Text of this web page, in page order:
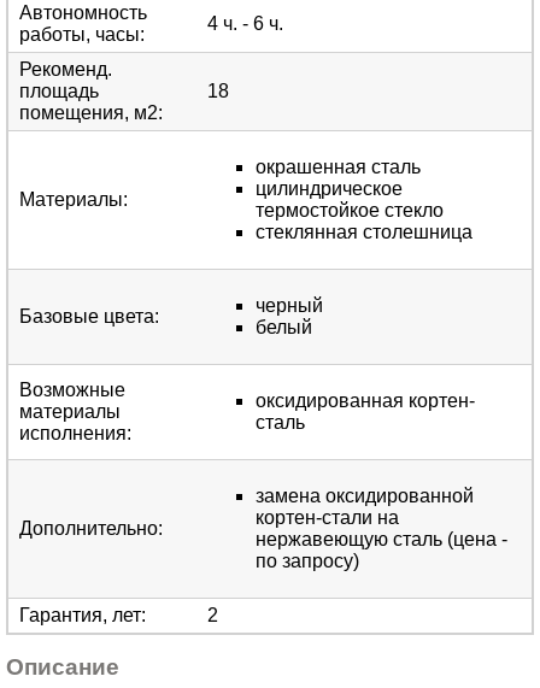
Автономность
работы, часы:
4 ч. - 6 ч.
Рекоменд.
площадь
помещения, м2:
18
Материалы:
окрашенная сталь
цилиндрическое
термостойкое стекло
стеклянная столешница
Базовые цвета:
черный
белый
Возможные
материалы
исполнения:
оксидированная кортен-
сталь
Дополнительно:
замена оксидированной
кортен-стали на
нержавеющую сталь (цена -
по запросу)
Гарантия, лет: 2
Описание